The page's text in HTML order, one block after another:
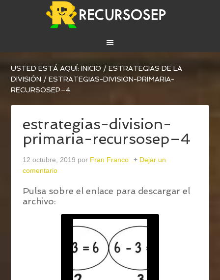
USTED ESTÁ AQUÍ:INICIO / ESTRATEGIAS DE LA
DIVISIÓN / ESTRATEGIAS-DIVISION-PRIMARIA-
RECURSOSEP–4
estrategias-division-
primaria-recursosep–4
12 octubre, 2019 por Fran Franco
Dejar un
comentario
Pulsa sobre el enlace para descargar el
archivo: